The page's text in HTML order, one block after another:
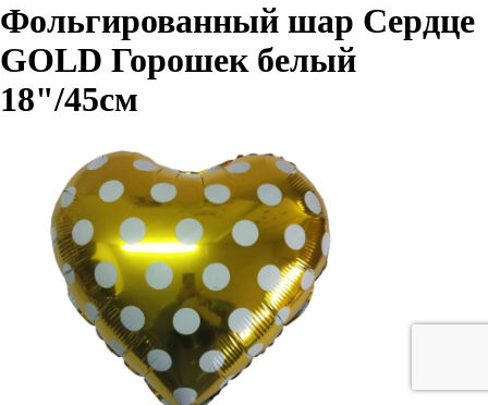
Фольгированный шар Сердце
GOLD Горошек белый
18"/45см